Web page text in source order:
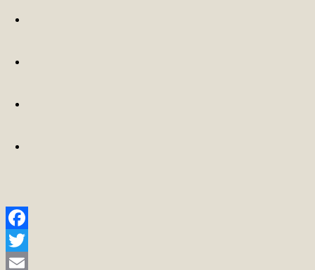
Facebook
Twitter